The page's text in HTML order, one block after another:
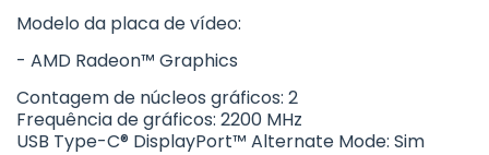
Modelo da placa de vídeo:
- AMD Radeon™ Graphics
Contagem de núcleos gráficos: 2
Frequência de gráficos: 2200 MHz
USB Type-C® DisplayPort™ Alternate Mode: Sim